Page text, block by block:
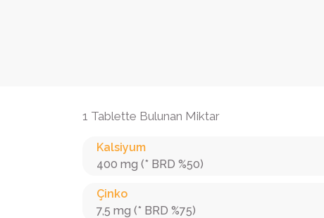
1 Tablette Bulunan Miktar
Kalsiyum
400 mg (* BRD %50)
Çinko
7,5 mg (* BRD %75)